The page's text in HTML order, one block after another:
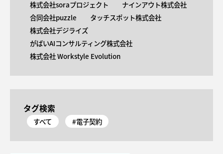
株式会社soraプロジェクト
ナインアウト株式会社
合同会社puzzle
タッチスポット株式会社
株式会社デジライズ
がばいAIコンサルティング株式会社
株式会社 Workstyle Evolution
タグ検索
すべて #電子契約